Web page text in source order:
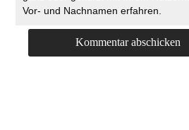
Vor- und Nachnamen erfahren.